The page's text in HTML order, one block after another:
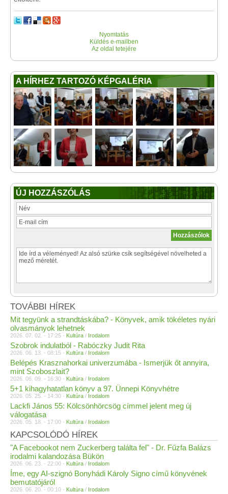
Nyomtatás
Küldés e-mailben
Az oldal tetejére
A HÍRHEZ TARTOZÓ KÉPGALÉRIA
ÚJ HOZZÁSZÓLÁS
TOVÁBBI HÍREK
Mit tegyünk a strandtáskába? - Könyvek, amik tökéletes nyári
olvasmányok lehetnek
2026. 07. 02. - 17:25 - Kultúra / Irodalom
Szobrok indulatból - Rabóczky Judit Rita
2026. 06. 13. - 08:15 - Kultúra / Irodalom
Belépés Krasznahorkai univerzumába - Ismerjük őt annyira,
mint Szoboszlait?
2026. 06. 09. - 16:30 - Kultúra / Irodalom
5+1 kihagyhatatlan könyv a 97. Ünnepi Könyvhétre
2026. 05. 25. - 14:30 - Kultúra / Irodalom
Lackfi János 55: Kölcsönhörcsög címmel jelent meg új
válogatása
2026. 05. 18. - 17:00 - Kultúra / Irodalom
KAPCSOLÓDÓ HÍREK
"A Facebookot nem Zuckerberg találta fel" - Dr. Fűzfa Balázs
irodalmi kalandozása Bükön
2026. 06. 23. - 22:00 - Kultúra / Irodalom
Íme, egy AI-szignó Bonyhádi Károly Signo című könyvének
bemutatójáról
2026. 06. 20. - 00:10 - Kultúra / Irodalom